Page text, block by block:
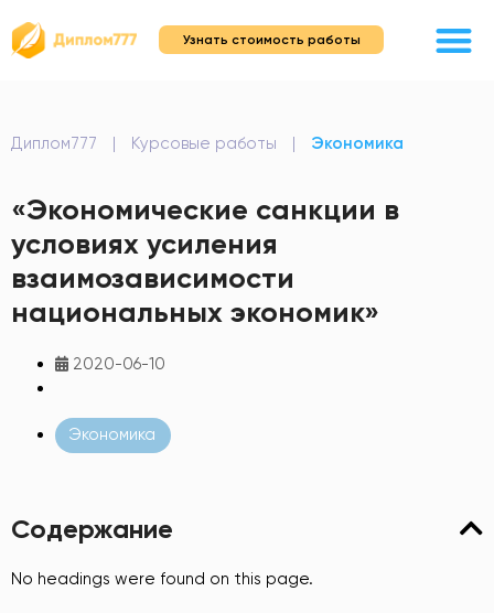
Узнать стоимость работы
Диплом777 | Курсовые работы | Экономика
«Экономические санкции в
условиях усиления
взаимозависимости
национальных экономик»
2020-06-10
Экономика
Содержание
No headings were found on this page.